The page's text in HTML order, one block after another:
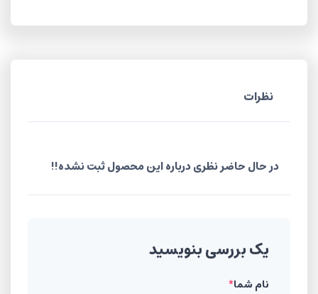
نظرات
در حال حاضر نظری درباره این محصول ثبت نشده!!
یک بررسی بنویسید
نام شما*